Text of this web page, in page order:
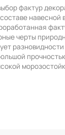
фактур
навесной
черты